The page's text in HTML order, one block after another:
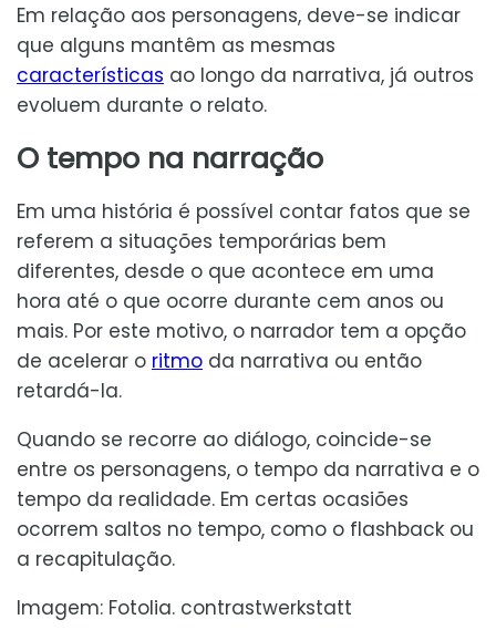
Em relação aos personagens, deve-se indicar
que alguns mantêm as mesmas
características ao longo da narrativa, já outros
evoluem durante o relato.
O tempo na narração
Em uma história é possível contar fatos que se
referem a situações temporárias bem
diferentes, desde o que acontece em uma
hora até o que ocorre durante cem anos ou
mais. Por este motivo, o narrador tem a opção
de acelerar o ritmo da narrativa ou então
retardá-la.
Quando se recorre ao diálogo, coincide-se
entre os personagens, o tempo da narrativa e o
tempo da realidade. Em certas ocasiões
ocorrem saltos no tempo, como o flashback ou
a recapitulação.
Imagem: Fotolia. contrastwerkstatt